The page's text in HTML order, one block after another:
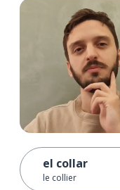
el collar
le collier